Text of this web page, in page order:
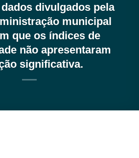
divulgados pela
municipal
que os índices de
não apresentaram
significativa.